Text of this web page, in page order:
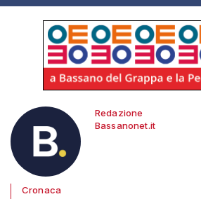
Redazione
Bassanonet.it
Cronaca